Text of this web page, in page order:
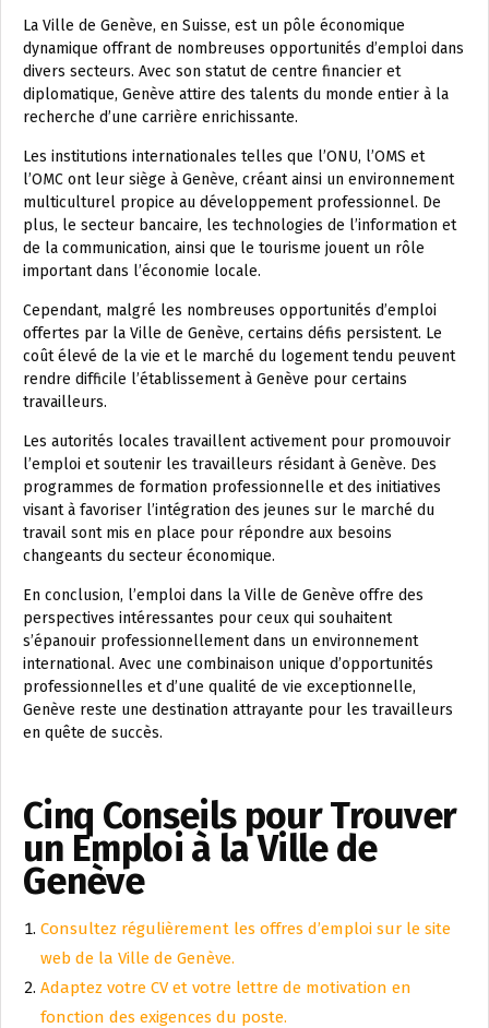
La Ville de Genève, en Suisse, est un pôle économique
dynamique offrant de nombreuses opportunités d’emploi dans
divers secteurs. Avec son statut de centre financier et
diplomatique, Genève attire des talents du monde entier à la
recherche d’une carrière enrichissante.
Les institutions internationales telles que l’ONU, l’OMS et
l’OMC ont leur siège à Genève, créant ainsi un environnement
multiculturel propice au développement professionnel. De
plus, le secteur bancaire, les technologies de l’information et
de la communication, ainsi que le tourisme jouent un rôle
important dans l’économie locale.
Cependant, malgré les nombreuses opportunités d’emploi
offertes par la Ville de Genève, certains défis persistent. Le
coût élevé de la vie et le marché du logement tendu peuvent
rendre difficile l’établissement à Genève pour certains
travailleurs.
Les autorités locales travaillent activement pour promouvoir
l’emploi et soutenir les travailleurs résidant à Genève. Des
programmes de formation professionnelle et des initiatives
visant à favoriser l’intégration des jeunes sur le marché du
travail sont mis en place pour répondre aux besoins
changeants du secteur économique.
En conclusion, l’emploi dans la Ville de Genève offre des
perspectives intéressantes pour ceux qui souhaitent
s’épanouir professionnellement dans un environnement
international. Avec une combinaison unique d’opportunités
professionnelles et d’une qualité de vie exceptionnelle,
Genève reste une destination attrayante pour les travailleurs
en quête de succès.
Cinq Conseils pour Trouver
un Emploi à la Ville de
Genève
Consultez régulièrement les offres d’emploi sur le site
web de la Ville de Genève.
Adaptez votre CV et votre lettre de motivation en
fonction des exigences du poste.